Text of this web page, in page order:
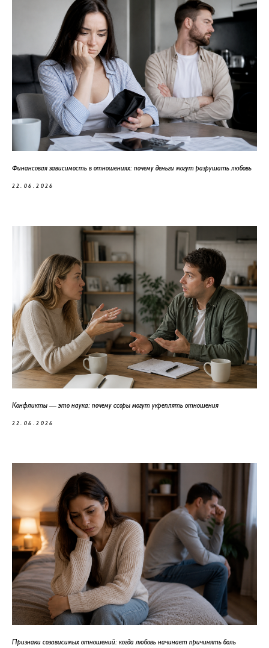
Финансовая зависимость в отношениях: почему деньги могут разрушать любовь
22.06.2026
Конфликты — это наука: почему ссоры могут укреплять отношения
22.06.2026
Признаки созависимых отношений: когда любовь начинает причинять боль